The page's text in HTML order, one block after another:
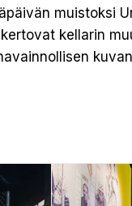
muistoksi
kellarin